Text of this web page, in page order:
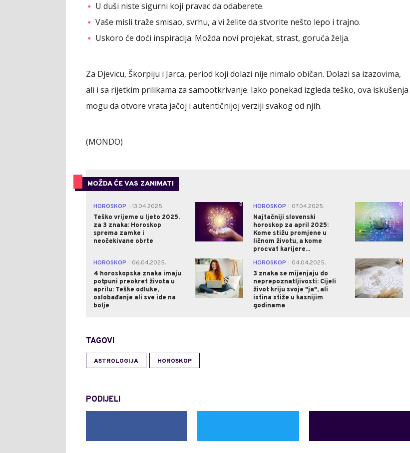
U duši niste sigurni koji pravac da odaberete.
Vaše misli traže smisao, svrhu, a vi želite da stvorite nešto lepo i trajno.
Uskoro će doći inspiracija. Možda novi projekat, strast, goruća želja.
Za Djevicu, Škorpiju i Jarca, period koji dolazi nije nimalo običan. Dolazi sa izazovima,
ali i sa rijetkim prilikama za samootkrivanje. Iako ponekad izgleda teško, ova iskušenja
mogu da otvore vrata jačoj i autentičnijoj verziji svakog od njih.
(MONDO)
MOŽDA ĆE VAS ZANIMATI
HOROSKOP
13.04.2025.
Teško vrijeme u ljeto 2025.
za 3 znaka: Horoskop
sprema zamke i
neočekivane obrte
0 HOROSKOP
07.04.2025.
Najtačniji slovenski
horoskop za april 2025:
Kome stižu promjene u
ličnom životu, a kome
procvat karijere...
0
HOROSKOP
06.04.2025.
4 horoskopska znaka imaju
potpuni preokret života u
aprilu: Teške odluke,
oslobađanje ali sve ide na
bolje
0 HOROSKOP
04.04.2025.
3 znaka se mijenjaju do
neprepoznatljivosti: Cijeli
život kriju svoje "ja", ali
istina stiže u kasnijim
godinama
0
TAGOVI
ASTROLOGIJA HOROSKOP
PODIJELI